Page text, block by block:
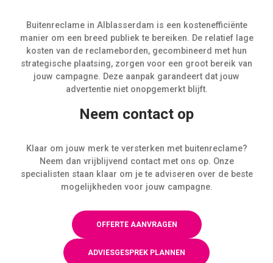
Buitenreclame in Alblasserdam is een kostenefficiënte
manier om een breed publiek te bereiken. De relatief lage
kosten van de reclameborden, gecombineerd met hun
strategische plaatsing, zorgen voor een groot bereik van
jouw campagne. Deze aanpak garandeert dat jouw
advertentie niet onopgemerkt blijft.
Neem contact op
Klaar om jouw merk te versterken met buitenreclame?
Neem dan vrijblijvend contact met ons op. Onze
specialisten staan klaar om je te adviseren over de beste
mogelijkheden voor jouw campagne.
OFFERTE AANVRAGEN
ADVIESGESPREK PLANNEN